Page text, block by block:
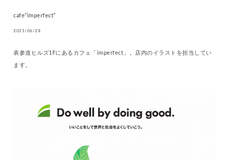
cafe”imperfect”
2021/06/28
表参道ヒルズ1Fにあるカフェ「imperfect」。店内のイラストを担当してい
ます。